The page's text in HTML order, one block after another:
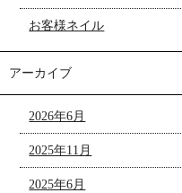
お客様ネイル
アーカイブ
2026年6月
2025年11月
2025年6月